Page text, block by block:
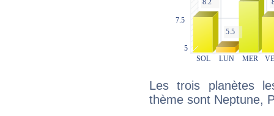
Les trois planètes
thème sont Neptune,